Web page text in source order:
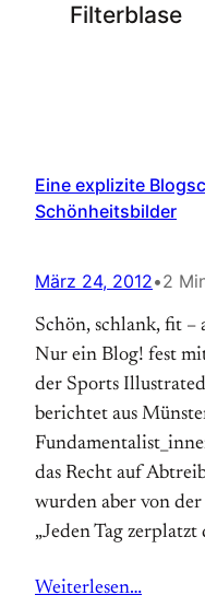
Filterblase
Eine explizite
Schönheitsbilder
März 24, 2012•2
Schön, schlank, fit –
Nur ein Blog! fest
der Sports
berichtet aus
das Recht auf
wurden aber von
„Jeden Tag zerplatzt
Weiterlesen…